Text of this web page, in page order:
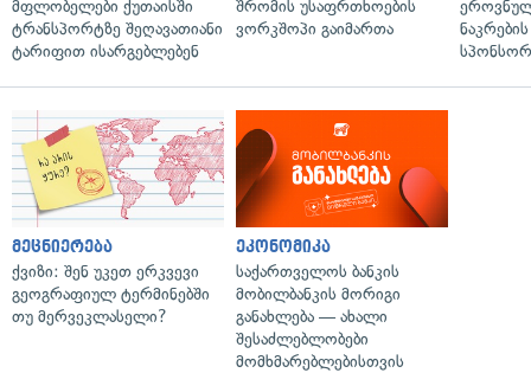
მფლობელები ქუთაისში
ტრანსპორტზე შეღავათიანი
ტარიფით ისარგებლებენ
შრომის უსაფრთხოების
ვორკშოპი გაიმართა
მეცნიერება
ქვიზი: შენ უკეთ ერკვევი
გეოგრაფიულ ტერმინებში
თუ მერვეკლასელი?
ეკონომიკა
საქართველოს ბანკის
მობილბანკის მორიგი
განახლება — ახალი
შესაძლებლობები
მომხმარებლებისთვის